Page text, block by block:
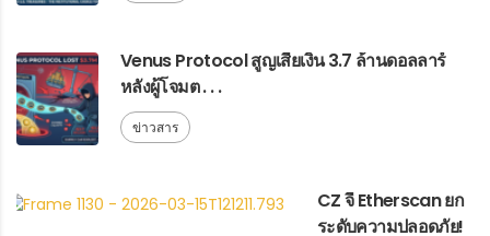
Venus Protocol สูญเสียเงิน 3.7 ล้านดอลลาร์
หลังผู้โจมต . . .
ข่าวสาร
CZ จี้ Etherscan ยก
ระดับความปลอดภัย!